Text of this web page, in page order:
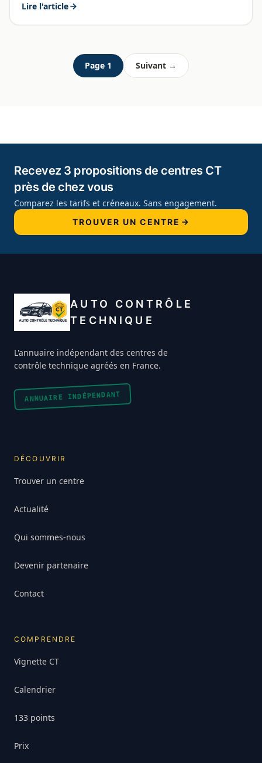
Lire l'article
Page 1 Suivant →
Recevez 3 propositions de centres CT
près de chez vous
Comparez les tarifs et créneaux. Sans engagement.
TROUVER UN CENTRE
AUTO CONTRÔLE
TECHNIQUE
L'annuaire indépendant des centres de
contrôle technique agréés en France.
ANNUAIRE INDÉPENDANT
DÉCOUVRIR
Trouver un centre
Actualité
Qui sommes-nous
Devenir partenaire
Contact
COMPRENDRE
Vignette CT
Calendrier
133 points
Prix